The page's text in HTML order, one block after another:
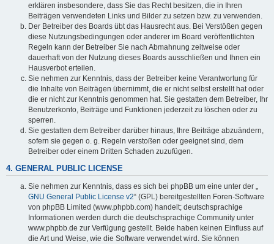
erklären insbesondere, dass Sie das Recht besitzen, die in Ihren
Beiträgen verwendeten Links und Bilder zu setzen bzw. zu verwenden.
Der Betreiber des Boards übt das Hausrecht aus. Bei Verstößen gegen
diese Nutzungsbedingungen oder anderer im Board veröffentlichten
Regeln kann der Betreiber Sie nach Abmahnung zeitweise oder
dauerhaft von der Nutzung dieses Boards ausschließen und Ihnen ein
Hausverbot erteilen.
Sie nehmen zur Kenntnis, dass der Betreiber keine Verantwortung für
die Inhalte von Beiträgen übernimmt, die er nicht selbst erstellt hat oder
die er nicht zur Kenntnis genommen hat. Sie gestatten dem Betreiber, Ihr
Benutzerkonto, Beiträge und Funktionen jederzeit zu löschen oder zu
sperren.
Sie gestatten dem Betreiber darüber hinaus, Ihre Beiträge abzuändern,
sofern sie gegen o. g. Regeln verstoßen oder geeignet sind, dem
Betreiber oder einem Dritten Schaden zuzufügen.
4. GENERAL PUBLIC LICENSE
Sie nehmen zur Kenntnis, dass es sich bei phpBB um eine unter der „
GNU General Public License v2“ (GPL) bereitgestellten Foren-Software
von phpBB Limited (www.phpbb.com) handelt; deutschsprachige
Informationen werden durch die deutschsprachige Community unter
www.phpbb.de zur Verfügung gestellt. Beide haben keinen Einfluss auf
die Art und Weise, wie die Software verwendet wird. Sie können